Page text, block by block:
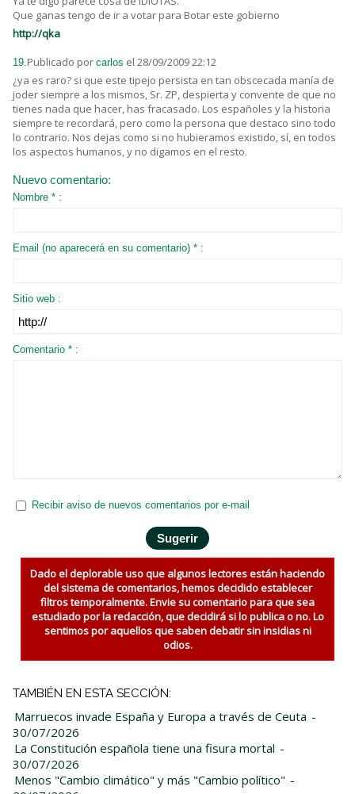
Que ganas tengo de ir a votar para Botar este gobierno
http://qka
19.Publicado por carlos el 28/09/2009 22:12
¿ya es raro? si que este tipejo persista en tan obscecada manía de
joder siempre a los mismos, Sr. ZP, despierta y convente de que no
tienes nada que hacer, has fracasado. Los españoles y la historia
siempre te recordará, pero como la persona que destaco sino todo
lo contrario. Nos dejas como si no hubieramos existido, sí, en todos
los aspectos humanos, y no digamos en el resto.
Nuevo comentario:
Nombre * :
Email (no aparecerá en su comentario) * :
Sitio web :
Comentario * :
Recibir aviso de nuevos comentarios por e-mail
Dado el deplorable uso que algunos lectores están haciendo
del sistema de comentarios, hemos decidido establecer
filtros temporalmente. Envie su comentario para que sea
estudiado por la redacción, que decidirá si lo publica o no. Lo
sentimos por aquellos que saben debatir sin insidias ni
odios.
TAMBIÉN EN ESTA SECCIÓN:
Marruecos invade España y Europa a través de Ceuta -
30/07/2026
La Constitución española tiene una fisura mortal -
30/07/2026
Menos "Cambio climático" y más "Cambio político" -